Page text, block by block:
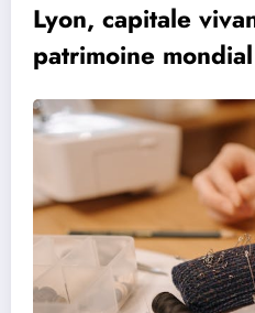
Lyon, capitale
patrimoine mondial